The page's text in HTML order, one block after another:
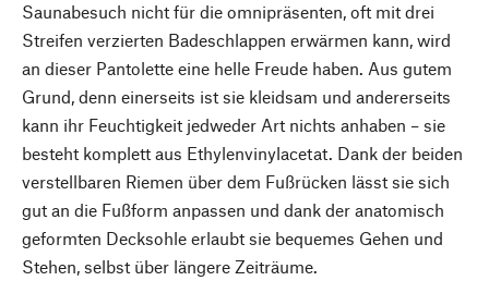
Saunabesuch nicht für die omnipräsenten, oft mit drei
Streifen verzierten Badeschlappen erwärmen kann, wird
an dieser Pantolette eine helle Freude haben. Aus gutem
Grund, denn einerseits ist sie kleidsam und andererseits
kann ihr Feuchtigkeit jedweder Art nichts anhaben – sie
besteht komplett aus Ethylenvinylacetat. Dank der beiden
verstellbaren Riemen über dem Fußrücken lässt sie sich
gut an die Fußform anpassen und dank der anatomisch
geformten Decksohle erlaubt sie bequemes Gehen und
Stehen, selbst über längere Zeiträume.